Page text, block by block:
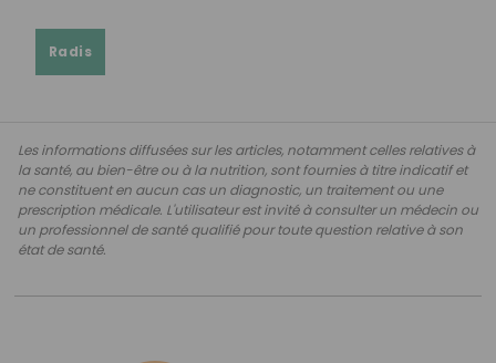
Radis
Les informations diffusées sur les articles, notamment celles relatives à
la santé, au bien-être ou à la nutrition, sont fournies à titre indicatif et
ne constituent en aucun cas un diagnostic, un traitement ou une
prescription médicale. L'utilisateur est invité à consulter un médecin ou
un professionnel de santé qualifié pour toute question relative à son
état de santé.